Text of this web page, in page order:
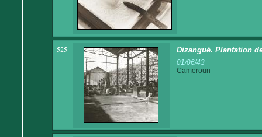
525 Dizangué. Plantation
01/06/43
Cameroun